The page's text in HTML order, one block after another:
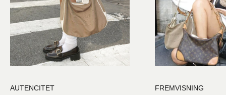
AUTENCITET
FREMVISNING